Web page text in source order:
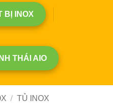
BỊ INOX
THÁI AIO
/ TỦ INOX